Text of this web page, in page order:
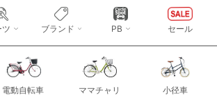
電動自転車 ママチャリ 小径車
ツ ブランド PB セール